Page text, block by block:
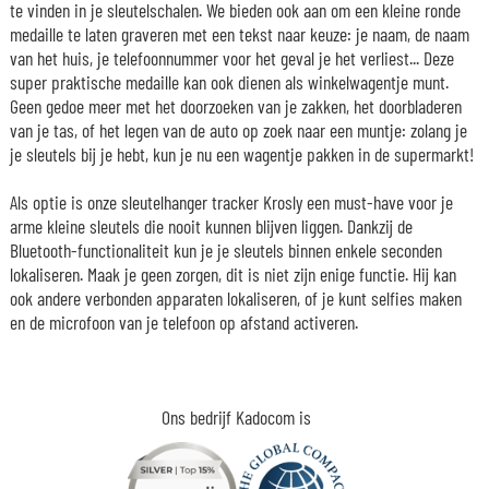
Ons bedrijf Kadocom is
te vinden in je sleutelschalen. We bieden ook aan om een kleine ronde
medaille te laten graveren met een tekst naar keuze: je naam, de naam
van het huis, je telefoonnummer voor het geval je het verliest... Deze
super praktische medaille kan ook dienen als winkelwagentje munt.
Geen gedoe meer met het doorzoeken van je zakken, het doorbladeren
van je tas, of het legen van de auto op zoek naar een muntje: zolang je
je sleutels bij je hebt, kun je nu een wagentje pakken in de supermarkt!
Als optie is onze sleutelhanger tracker Krosly een must-have voor je
arme kleine sleutels die nooit kunnen blijven liggen. Dankzij de
Bluetooth-functionaliteit kun je je sleutels binnen enkele seconden
lokaliseren. Maak je geen zorgen, dit is niet zijn enige functie. Hij kan
ook andere verbonden apparaten lokaliseren, of je kunt selfies maken
en de microfoon van je telefoon op afstand activeren.